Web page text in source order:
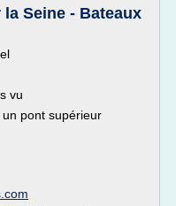
Seine - Bateaux
vu
pont supérieur